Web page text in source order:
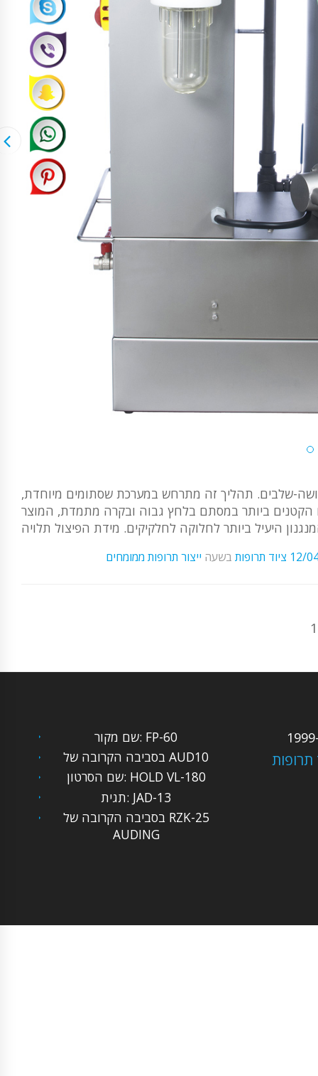
שלבים. תהליך זה מתרחש במערכת שסתומים מיוחדת,
הקטנים ביותר במסתם בלחץ גבוה ובקרה מתמדת, המוצר
12/ ציוד תרופות בשעה ייצור תרופות ממומחים
1
שם מקור: FP-60
בסביבה הקרובה של AUD10
שם הסרטון: HOLD VL-180
תגית: JAD-13
בסביבה הקרובה של RZK-25
AUDING
תרופות